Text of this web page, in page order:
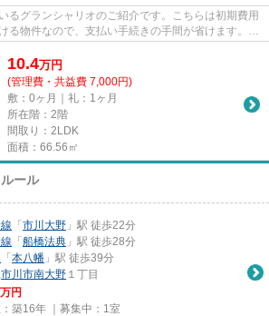
るグランシャリオのご紹介です。こちらは初期費用
る物件なので、支払い手続きの手間が省けます。陽
10.4万円
(管理費・共益費 7,000円)
敷：0ヶ月｜礼：1ヶ月
所在階：2階
間取り：2LDK
面積：66.56㎡
ール
「 市川大野 」駅 徒歩22分
「 船橋法典 」駅 徒歩28分
「 本八幡 」駅 徒歩39分
市川市南大野 １丁目
万円
築16年 ｜募集中： 1室